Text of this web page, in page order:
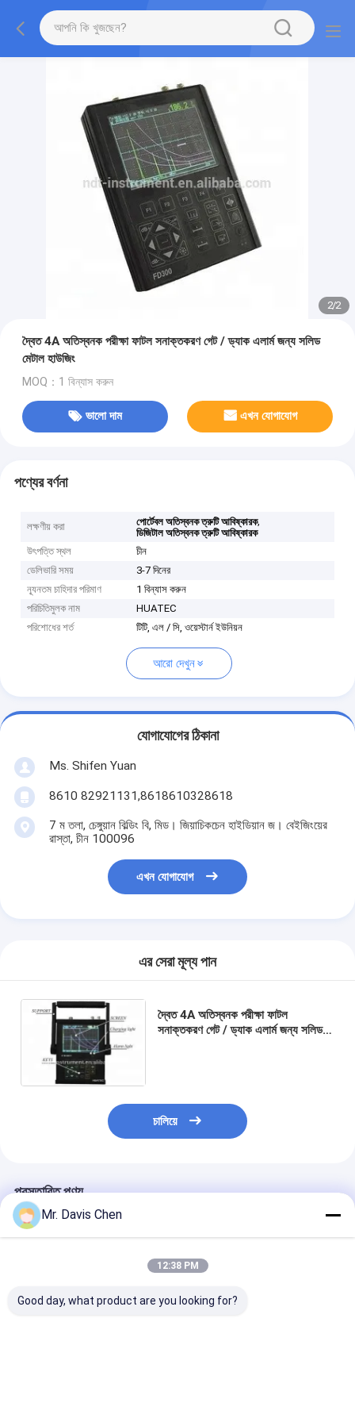
1/2
দ্বৈত 4A অতিস্বনক পরীক্ষা ফাটল সনাক্তকরণ গেট / ড্যাক এলার্ম জন্য সলিড
মেটাল হাউজিং
MOQ：1 বিন্যাস করুন
ভালো দাম এখন যোগাযোগ
পণ্যের বর্ণনা
লক্ষণীয় করা পোর্টেবল অতিস্বনক ত্রুটি আবিষ্কারক,
ডিজিটাল অতিস্বনক ত্রুটি আবিষ্কারক
উৎপত্তি স্থল
চীন
ডেলিভারি সময়
3-7 দিনের
ন্যূনতম চাহিদার পরিমাণ
1 বিন্যাস করুন
পরিচিতিমুলক নাম
HUATEC
পরিশোধের শর্ত
টিটি, এল / সি, ওয়েস্টার্ন ইউনিয়ন
আরো দেখুন
যোগাযোগের ঠিকানা
Ms. Shifen Yuan
8610 82921131,8618610328618
7 ম তলা, চেঙ্গুয়ান বিল্ডিং বি, মিড। জিয়াচিকচেন হাইডিয়ান জ। বেইজিংয়ের
রাস্তা, চীন 100096
এখন যোগাযোগ
এর সেরা মূল্য পান
দ্বৈত 4A অতিস্বনক পরীক্ষা ফাটল
সনাক্তকরণ গেট / ড্যাক এলার্ম জন্য সলিড
চালিয়ে
প্রস্তাবিত পণ্য
Mr. Davis Chen
12:38 PM
Good day, what product are you looking for?